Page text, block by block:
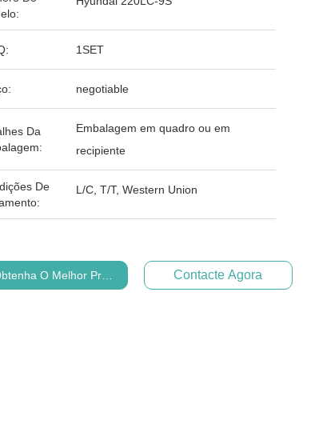
1SET
negotiable
Da
Embalagem em quadro ou em
recipiente
De
L/C, T/T, Western Union
O Melhor Preço Contacte Agora